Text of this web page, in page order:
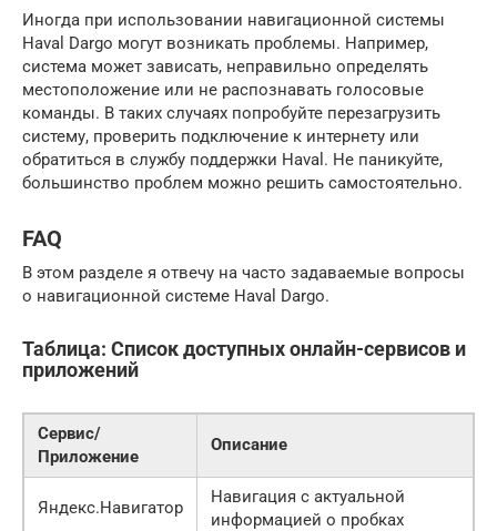
Иногда при использовании навигационной системы
Haval Dargo могут возникать проблемы. Например,
система может зависать, неправильно определять
местоположение или не распознавать голосовые
команды. В таких случаях попробуйте перезагрузить
систему, проверить подключение к интернету или
обратиться в службу поддержки Haval. Не паникуйте,
большинство проблем можно решить самостоятельно.
FAQ
В этом разделе я отвечу на часто задаваемые вопросы
о навигационной системе Haval Dargo.
Таблица: Список доступных онлайн-сервисов и
приложений
Сервис/
Приложение
Описание
Яндекс.Навигатор
Навигация с актуальной
информацией о пробках